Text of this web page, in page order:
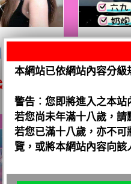
眠眠
騷）
泰
本網站已依網站內容分級
警告︰您即將進入之本站
若您尚未年滿十八歲，請
若您已滿十八歲，亦不可
覽，或將本網站內容向該